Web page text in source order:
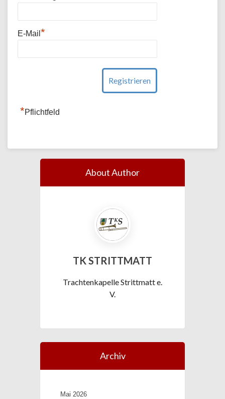
E-Mail *
*Pflichtfeld
About Author
TK STRITTMATT
Trachtenkapelle Strittmatt e.
V.
Archiv
Mai 2026